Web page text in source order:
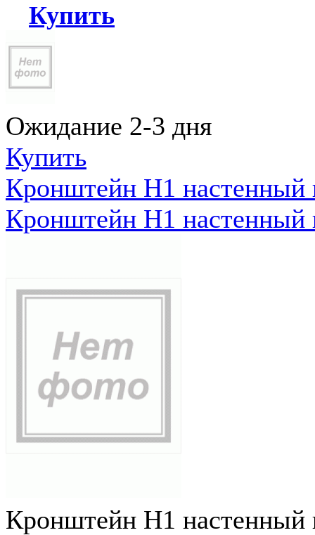
Купить
Ожидание 2-3 дня
Купить
Кронштейн Н1
Кронштейн Н1
Кронштейн Н1